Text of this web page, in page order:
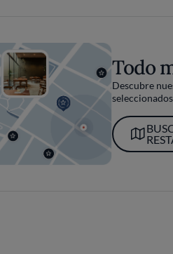
Todo
Descubre